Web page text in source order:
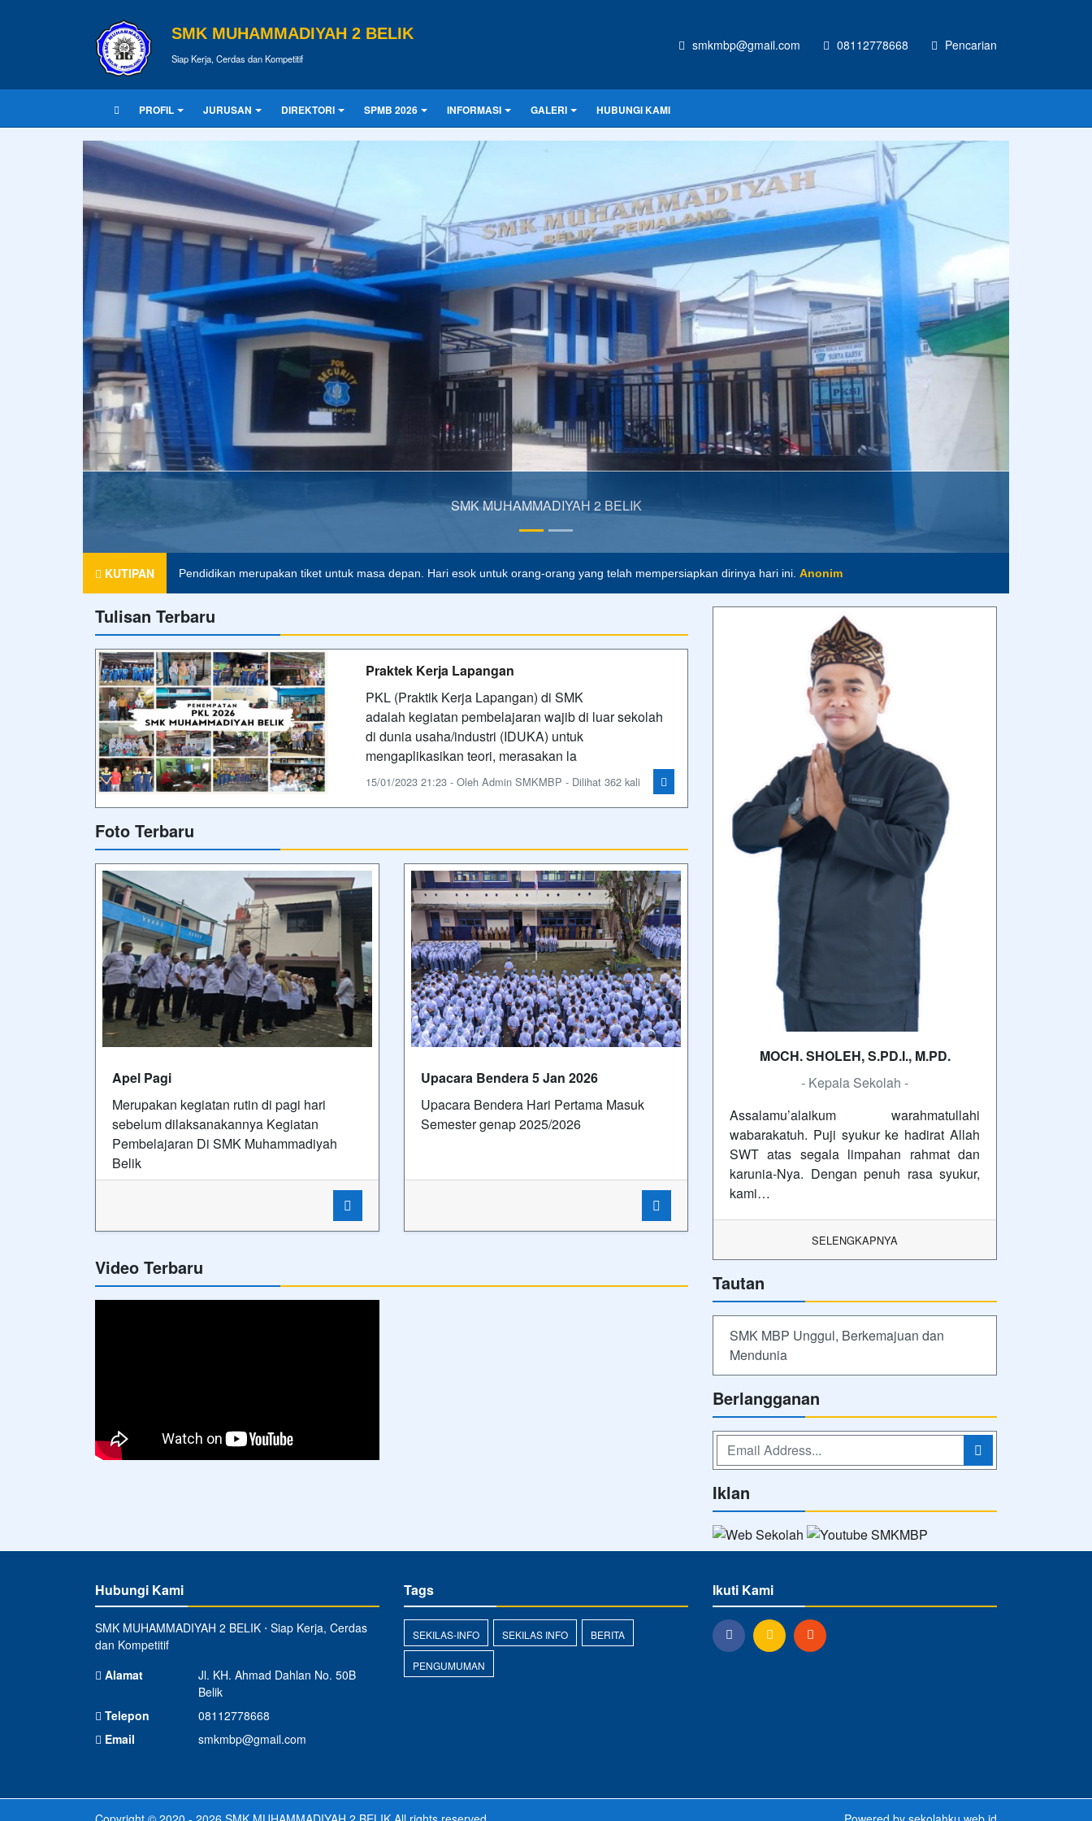
SMK MUHAMMADIYAH 2 BELIK
Siap Kerja, Cerdas dan Kompetitif
smkmbp@gmail.com 08112778668 Pencarian
PROFIL JURUSAN DIREKTORI SPMB 2026 INFORMASI GALERI HUBUNGI KAMICONTOH UKURAN
KUTIPAN Pendidikan merupakan tiket untuk masa depan. Hari esok untuk orang-orang yang telah mempersiapkan dirinya hari ini. Anonim
Tulisan Terbaru
Praktek Kerja Lapangan
PKL (Praktik Kerja Lapangan) di SMK
adalah kegiatan pembelajaran wajib di luar sekolah
di dunia usaha/industri (IDUKA) untuk
mengaplikasikan teori, merasakan la
15/01/2023 21:23 - Oleh Admin SMKMBP - Dilihat 362 kali
Foto Terbaru
Apel Pagi
Merupakan kegiatan rutin di pagi hari
sebelum dilaksanakannya Kegiatan
Pembelajaran Di SMK Muhammadiyah
Belik
Upacara Bendera 5 Jan 2026
Upacara Bendera Hari Pertama Masuk
Semester genap 2025/2026
Video Terbaru
MOCH. SHOLEH, S.PD.I., M.PD.
- Kepala Sekolah -
Assalamu’alaikum warahmatullahi
wabarakatuh. Puji syukur ke hadirat Allah
SWT atas segala limpahan rahmat dan
karunia-Nya. Dengan penuh rasa syukur,
kami…
SELENGKAPNYA
Tautan
SMK MBP Unggul, Berkemajuan dan
Mendunia
Berlangganan
Iklan
Hubungi Kami
SMK MUHAMMADIYAH 2 BELIK ⋅ Siap Kerja, Cerdas
dan Kompetitif
Alamat
Jl. KH. Ahmad Dahlan No. 50B
Belik
Telepon
08112778668
Email
smkmbp@gmail.com
Tags
SEKILAS-INFO SEKILAS INFO BERITA
PENGUMUMAN
Ikuti Kami